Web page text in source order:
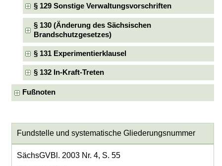
§ 129 Sonstige Verwaltungsvorschriften
§ 130 (Änderung des Sächsischen
Brandschutzgesetzes)
§ 131 Experimentierklausel
§ 132 In-Kraft-Treten
Fußnoten
Fundstelle und systematische Gliederungsnummer
SächsGVBl. 2003 Nr. 4, S. 55